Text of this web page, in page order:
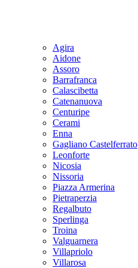
Agira
Aidone
Assoro
Barrafranca
Calascibetta
Catenanuova
Centuripe
Cerami
Enna
Gagliano Castelferrato
Leonforte
Nicosia
Nissoria
Piazza Armerina
Pietraperzia
Regalbuto
Sperlinga
Troina
Valguarnera
Villapriolo
Villarosa